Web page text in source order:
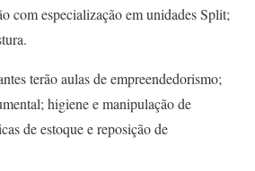
com especialização em unidades Split;
terão aulas de empreendedorismo;
higiene e manipulação de
de estoque e reposição de